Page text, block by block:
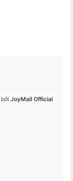
bởi JoyMall Official